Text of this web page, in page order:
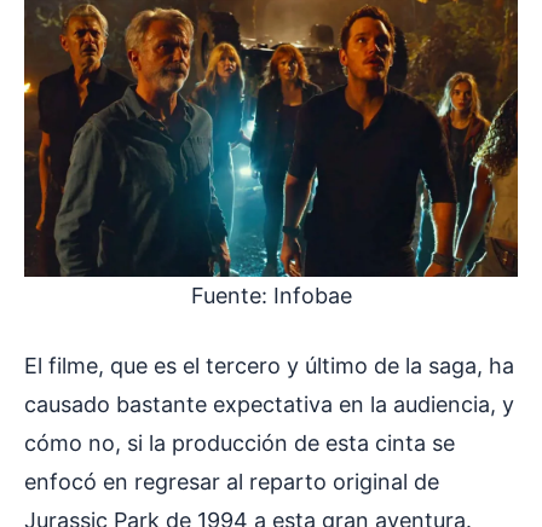
Fuente: Infobae
El filme, que es el tercero y último de la saga, ha
causado bastante expectativa en la audiencia, y
cómo no, si la producción de esta cinta se
enfocó en regresar al reparto original de
Jurassic Park de 1994 a esta gran aventura.